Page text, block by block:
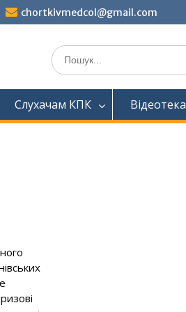
chortkivmedcol@gmail.com
Шукати:
Слухачам КПК Відеотека